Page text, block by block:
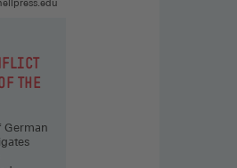
THE
German